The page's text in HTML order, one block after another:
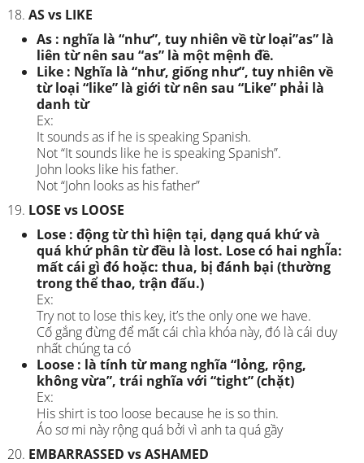
AS vs LIKE
As : nghĩa là “như”, tuy nhiên về từ loại”as” là
liên từ nên sau “as” là một mệnh đề.
Like : Nghĩa là “như, giống như”, tuy nhiên về
từ loại “like” là giới từ nên sau “Like” phải là
danh từ
Ex:
It sounds as if he is speaking Spanish.
Not “It sounds like he is speaking Spanish”.
John looks like his father.
Not “John looks as his father”
LOSE vs LOOSE
Lose : động từ thì hiện tại, dạng quá khứ và
quá khứ phân từ đều là lost. Lose có hai nghĨa:
mất cái gì đó hoặc: thua, bị đánh bại (thường
trong thể thao, trận đấu.)
Ex:
Try not to lose this key, it’s the only one we have.
Cố gắng đừng để mất cái chìa khóa này, đó là cái duy
nhất chúng ta có
Loose : là tính từ mang nghĩa “lỏng, rộng,
không vừa”, trái nghĩa với “tight” (chặt)
Ex:
His shirt is too loose because he is so thin.
Áo sơ mi này rộng quá bởi vì anh ta quá gầy
EMBARRASSED vs ASHAMED